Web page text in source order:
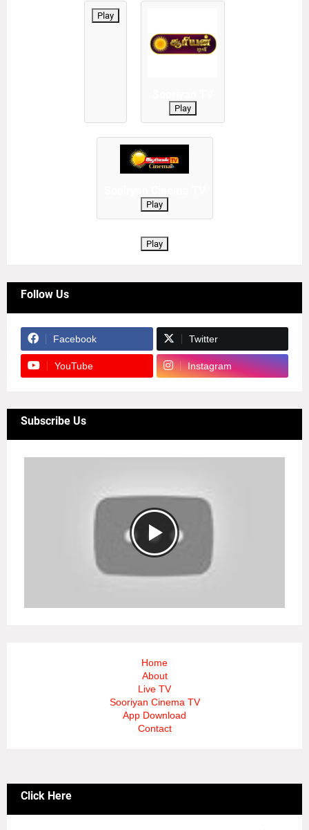
Play
Play
Play
Play
Follow Us
Facebook Twitter
YouTube Instagram
Subscribe Us
Home
About
Live TV
Sooriyan Cinema TV
App Download
Contact
Click Here